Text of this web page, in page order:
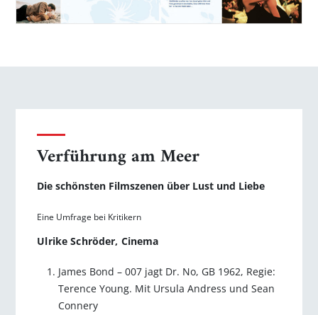
Verführung am Meer
Die schönsten Filmszenen über Lust und Liebe
Eine Umfrage bei Kritikern
Ulrike Schröder, Cinema
James Bond – 007 jagt Dr. No, GB 1962, Regie:
Terence Young. Mit Ursula Andress und Sean
Connery